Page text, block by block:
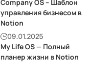
Company OS – Шаблон
управления бизнесом в
Notion
09.01.2025
My Life OS — Полный
планер жизни в Notion